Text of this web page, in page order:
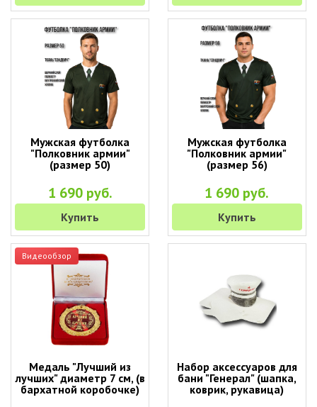
Мужская футболка
"Полковник армии"
(размер 50)
1 690 руб.
Купить
Мужская футболка
"Полковник армии"
(размер 56)
1 690 руб.
Купить
Видеообзор
Медаль "Лучший из
лучших" диаметр 7 см, (в
бархатной коробочке)
Набор аксессуаров для
бани "Генерал" (шапка,
коврик, рукавица)